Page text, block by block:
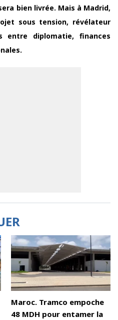
bien livrée. Mais à Madrid,
sous tension, révélateur
entre diplomatie, finances
Maroc. Tramco empoche
48 MDH pour entamer la